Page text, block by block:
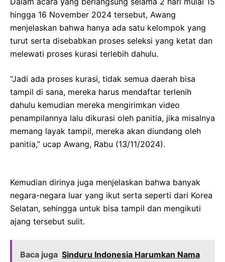
hingga 16 November 2024 tersebut, Awang
menjelaskan bahwa hanya ada satu kelompok yang
turut serta disebabkan proses seleksi yang ketat dan
melewati proses kurasi terlebih dahulu.
“Jadi ada proses kurasi, tidak semua daerah bisa
tampil di sana, mereka harus mendaftar terlenih
dahulu kemudian mereka mengirimkan video
penampilannya lalu dikurasi oleh panitia, jika misalnya
memang layak tampil, mereka akan diundang oleh
panitia,” ucap Awang, Rabu (13/11/2024).
Kemudian dirinya juga menjelaskan bahwa banyak
negara-negara luar yang ikut serta seperti dari Korea
Selatan, sehingga untuk bisa tampil dan mengikuti
ajang tersebut sulit.
Baca juga Sinduru Indonesia Harumkan Nama